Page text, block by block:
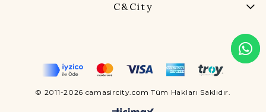
C&City
© 2011-2026 camasircity.com Tüm Hakları Saklıdır.